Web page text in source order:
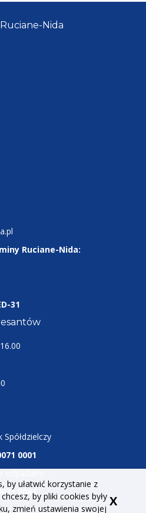
Nida
Ruciane-Nida:
31
0001
0044
by ułatwić korzystanie z
by pliki cookies były
zmień ustawienia swojej X